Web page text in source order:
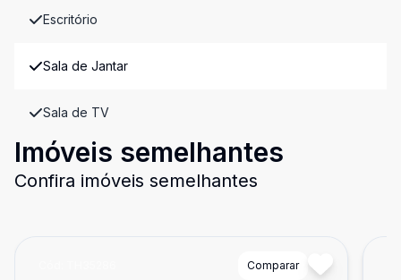
Escritório
Sala de Jantar
Sala de TV
Imóveis semelhantes
Confira imóveis semelhantes
Comparar